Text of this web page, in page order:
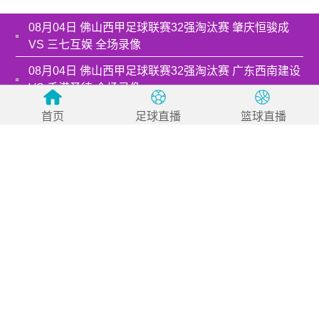
08月04日 佛山西甲足球联赛32强淘汰赛 肇庆恒骏成
VS 三七互娱 全场录像
08月04日 佛山西甲足球联赛32强淘汰赛 广东西南建设
VS 香港圣徒 全场录像
08月04日 佛山西甲足球联赛32强淘汰赛 藝品高國際
首页 足球直播 篮球直播